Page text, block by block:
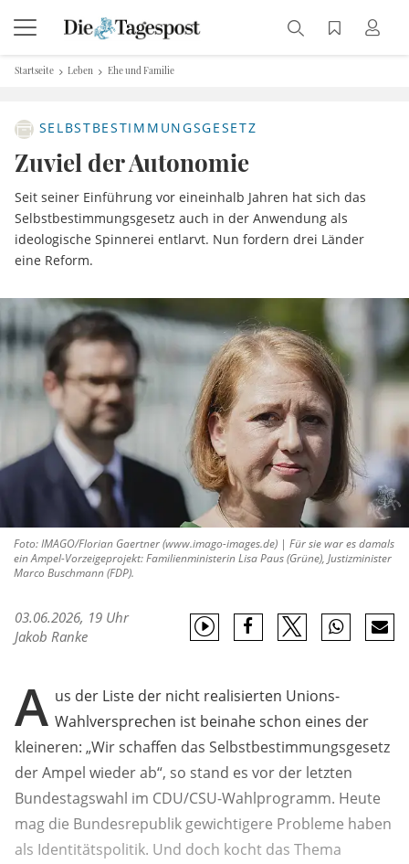
Startseite Leben Ehe und Familie
SELBSTBESTIMMUNGSGESETZ
Zuviel der Autonomie
Seit seiner Einführung vor eineinhalb Jahren hat sich das
Selbstbestimmungsgesetz auch in der Anwendung als
ideologische Spinnerei entlarvt. Nun fordern drei Länder
eine Reform.
Foto: IMAGO/Florian Gaertner (www.imago-images.de) | Für sie war es damals
ein Ampel-Vorzeigeprojekt: Familienministerin Lisa Paus (Grüne), Justizminister
Marco Buschmann (FDP).
03.06.2026, 19 Uhr
Jakob Ranke
A us der Liste der nicht realisierten Unions-
Wahlversprechen ist beinahe schon eines der
kleineren: „Wir schaffen das Selbstbestimmungsgesetz
der Ampel wieder ab“, so stand es vor der letzten
Bundestagswahl im CDU/CSU-Wahlprogramm. Heute
mag die Bundesrepublik gewichtigere Probleme haben
als Identitätspolitik. Und doch kocht das Thema